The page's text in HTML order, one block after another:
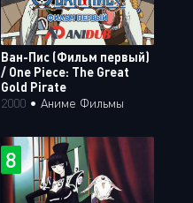
Ван-Пис (Фильм первый)
/ One Piece: The Great
Gold Pirate
2000 • Аниме Фильмы
8